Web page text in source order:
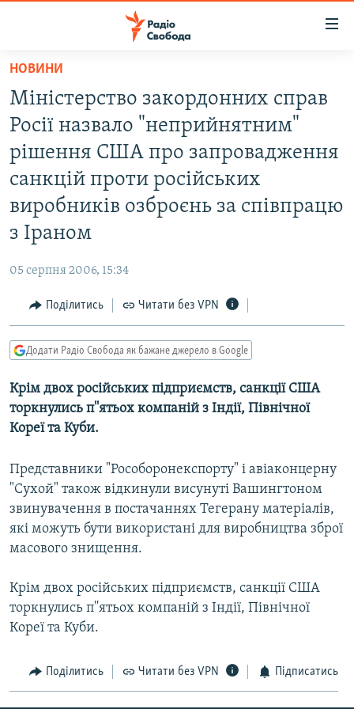
Перейти
основного
матеріалу
Перейти
до
основної
навігації
Перейти
до
ВСЕ ЗА ДОБУ
СТАТТІ
ПОЛІТИКА
ЕКОНОМІКА
СУСПІЛЬСТВО
УКРАЇНА
СВІТ
РОСІЙСЬКА «ФІЛЬТРАЦІЯ»
ДОНБАС.РЕАЛІЇ
СХЕМИ
КИТАЙ.ВИКЛИКИ
ФОТО
СПЕЦПРОЄКТИ
КРИМ РЕАЛІЇ
РУС
УКР
ДОЛУЧАЙСЯ!
НОВИНИ
Міністерство закордонних справ
Росії назвало "неприйнятним"
рішення США про запровадження
санкцій проти російських
виробників озброєнь за співпрацю
з Іраном
05 серпня 2006, 15:34
Поділитись Читати без VPN
Додати Радіо Свобода як бажане джерело в Google
Крім двох російських підприємств, санкції США
торкнулись п''ятьох компаній з Індії, Північної
Кореї та Куби.
Представники "Рособоронекспорту" і авіаконцерну
"Сухой" також відкинули висунуті Вашингтоном
звинувачення в постачаннях Тегерану матеріалів,
які можуть бути використані для виробництва зброї
масового знищення.
Крім двох російських підприємств, санкції США
торкнулись п''ятьох компаній з Індії, Північної
Кореї та Куби.
Поділитись Читати без VPN Підписатись